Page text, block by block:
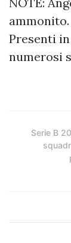
ammonito.
Presenti
numerosi
Serie B